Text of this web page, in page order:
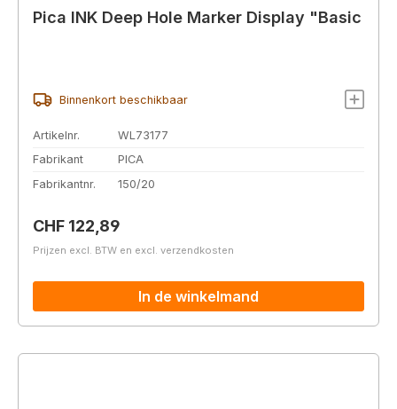
Pica INK Deep Hole Marker Display "Basic
Binnenkort beschikbaar
Artikelnr.
WL73177
Fabrikant
PICA
Fabrikantnr.
150/20
Normale prijs:
CHF 122,89
Prijzen excl. BTW en excl. verzendkosten
In de winkelmand